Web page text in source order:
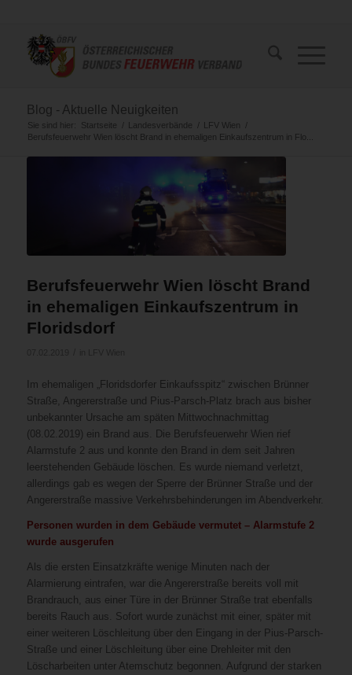
Blog - Aktuelle Neuigkeiten
Sie sind hier: Startseite / Landesverbände / LFV Wien
/
Berufsfeuerwehr Wien löscht Brand in ehemaligen Einkaufszentrum in Flo...
Berufsfeuerwehr Wien löscht Brand
in ehemaligen Einkaufszentrum in
Floridsdorf
Im ehemaligen „Floridsdorfer Einkaufsspitz“ zwischen Brünner
Straße, Angererstraße und Pius-Parsch-Platz brach aus bisher
unbekannter Ursache am späten Mittwochnachmittag
(08.02.2019) ein Brand aus. Die Berufsfeuerwehr Wien rief
Alarmstufe 2 aus und konnte den Brand in dem seit Jahren
leerstehenden Gebäude löschen. Es wurde niemand verletzt,
allerdings gab es wegen der Sperre der Brünner Straße und der
Angererstraße massive Verkehrsbehinderungen im Abendverkehr.
Personen wurden in dem Gebäude vermutet – Alarmstufe 2
wurde ausgerufen
Als die ersten Einsatzkräfte wenige Minuten nach der
Alarmierung eintrafen, war die Angererstraße bereits voll mit
Brandrauch, aus einer Türe in der Brünner Straße trat ebenfalls
bereits Rauch aus. Sofort wurde zunächst mit einer, später mit
einer weiteren Löschleitung über den Eingang in der Pius-Parsch-
Straße und einer Löschleitung über eine Drehleiter mit den
Löscharbeiten unter Atemschutz begonnen. Aufgrund der starken